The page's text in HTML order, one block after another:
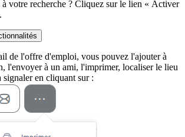
votre recherche ? Cliquez sur le lien « Activer
de l'offre d'emploi, vous pouvez l'ajouter à
l'envoyer à un ami, l'imprimer, localiser le lieu
signaler en cliquant sur :